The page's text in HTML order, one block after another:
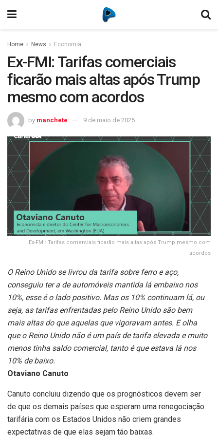
Home News Economia
Ex-FMI: Tarifas comerciais
ficarão mais altas após Trump
mesmo com acordos
by manchete 9 de maio de 2025
Ex-FMI: Tarifas comerciais ficarão mais altas após Trump mesmo com
acordos
O Reino Unido se livrou da tarifa sobre ferro e aço,
conseguiu ter a de automóveis mantida lá embaixo nos
10%, esse é o lado positivo. Mas os 10% continuam lá, ou
seja, as tarifas enfrentadas pelo Reino Unido são bem
mais altas do que aquelas que vigoravam antes. E olha
que o Reino Unido não é um país de tarifa elevada e muito
menos tinha saldo comercial, tanto é que estava lá nos
10% de baixo.
Otaviano Canuto
Canuto concluiu dizendo que os prognósticos devem ser
de que os demais países que esperam uma renegociação
tarifária com os Estados Unidos não criem grandes
expectativas de que elas sejam tão baixas.